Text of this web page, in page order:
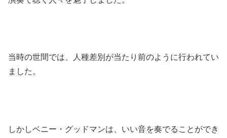
当時の世間では、人種差別が当たり前のように行われてい
ました。
しかしベニー・グッドマンは、いい音を奏でることができ